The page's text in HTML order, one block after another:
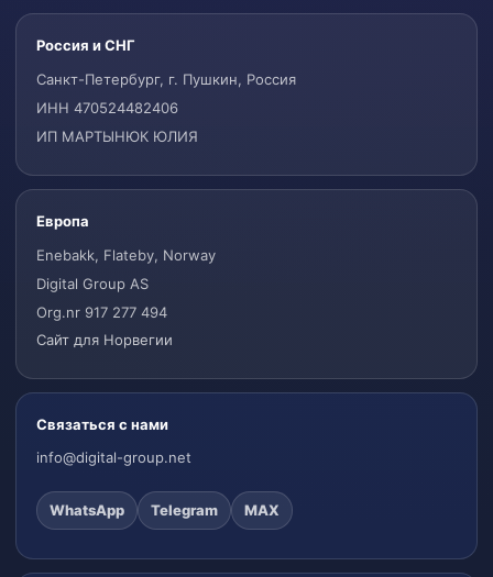
Россия и СНГ
Санкт-Петербург, г. Пушкин, Россия
ИНН 470524482406
ИП МАРТЫНЮК ЮЛИЯ
Европа
Enebakk, Flateby, Norway
Digital Group AS
Org.nr 917 277 494
Сайт для Норвегии
Связаться с нами
info@digital-group.net
WhatsApp Telegram MAX